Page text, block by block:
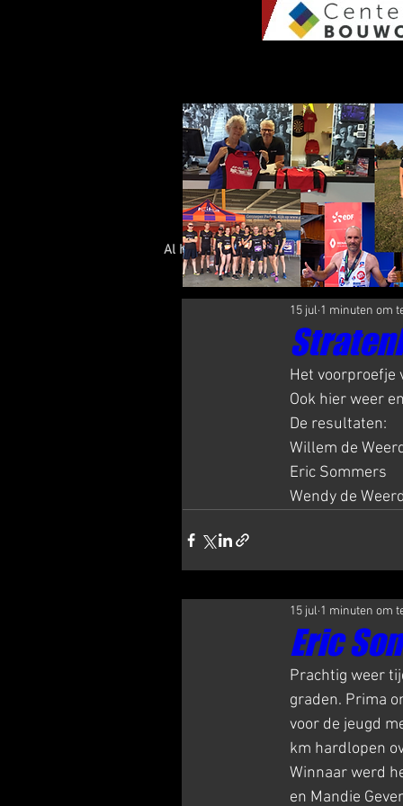
Al het Nieuws Olympus Nieuws
15 jul 1 minuten om
Het voorproefje
Ook hier weer
De resultaten:
Willem de
Eric Sommers
Wendy de
Eric
15 jul 1 minuten om
Prachtig weer
graden. Prima
voor de jeugd
km hardlopen
Winnaar werd
en Mandie